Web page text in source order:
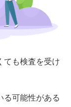
ても検査を受け
る可能性がある